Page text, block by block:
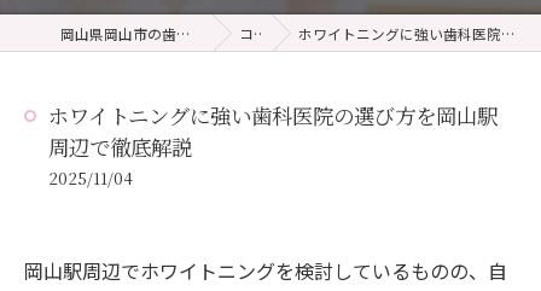
岡山県岡山市の歯医者ならキレイハ岡山院 コラム ホワイトニングに強い歯科医院の選び方を岡山駅周辺で徹底解説
ホワイトニングに強い歯科医院の選び方を岡山駅
周辺で徹底解説
2025/11/04
岡山駅周辺でホワイトニングを検討しているものの、自